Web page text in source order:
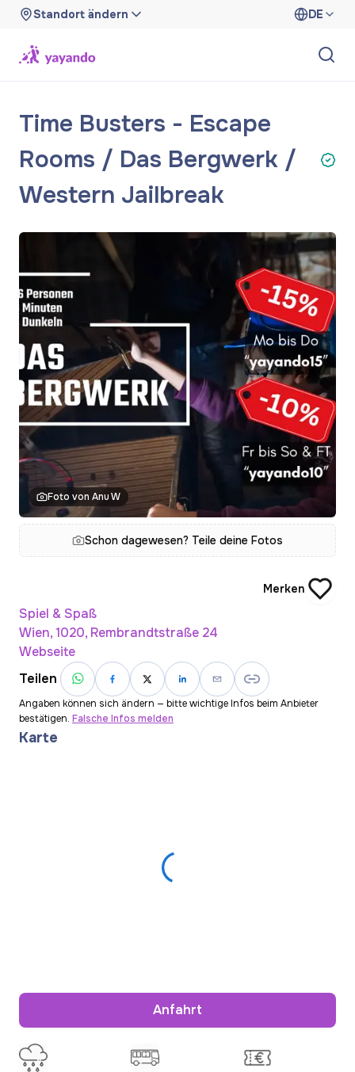
Standort ändern DE
Time Busters - Escape
Rooms / Das Bergwerk /
Western Jailbreak
Foto von Anu W
Schon dagewesen? Teile deine Fotos
Merken
Spiel & Spaß
Wien, 1020, Rembrandtstraße 24
Webseite
Teilen
Angaben können sich ändern — bitte wichtige Infos beim Anbieter
bestätigen. Falsche Infos melden
Karte
Anfahrt